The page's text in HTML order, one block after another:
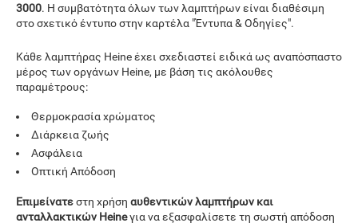
3000. Η συμβατότητα όλων των λαμπτήρων είναι διαθέσιμη
στο σχετικό έντυπο στην καρτέλα "Έντυπα & Οδηγίες".
Κάθε λαμπτήρας Heine έχει σχεδιαστεί ειδικά ως αναπόσπαστο
μέρος των οργάνων Heine, με βάση τις ακόλουθες
παραμέτρους:
Θερμοκρασία χρώματος
Διάρκεια ζωής
Ασφάλεια
Οπτική Απόδοση
Επιμείνατεστη χρήση αυθεντικών λαμπτήρων και
ανταλλακτικών Heineγια να εξασφαλίσετε τη σωστή απόδοση